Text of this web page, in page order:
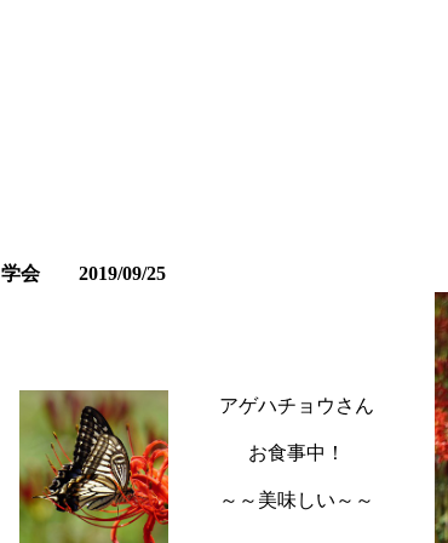
学会 2019/09/25
アゲハチョウさん
お食事中！
～～美味しい～～